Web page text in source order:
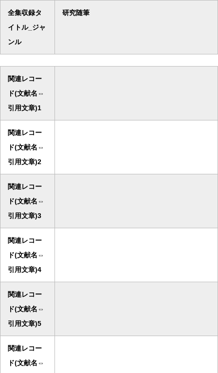
全集収録タ
イトル_ジャ
ンル
研究随筆
関連レコー
ド(文献名⇔
引用文章)1
関連レコー
ド(文献名⇔
引用文章)2
関連レコー
ド(文献名⇔
引用文章)3
関連レコー
ド(文献名⇔
引用文章)4
関連レコー
ド(文献名⇔
引用文章)5
関連レコー
ド(文献名⇔